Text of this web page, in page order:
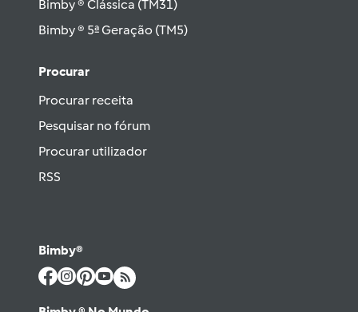
Bimby ® Clássica (TM31)
Bimby ® 5ª Geração (TM5)
Procurar
Procurar receita
Pesquisar no fórum
Procurar utilizador
RSS
Bimby®